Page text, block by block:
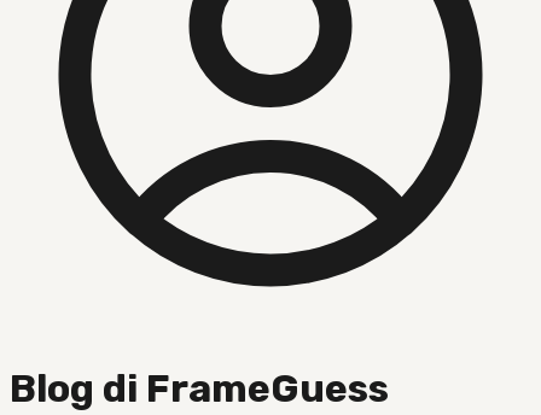
Blog di FrameGuess